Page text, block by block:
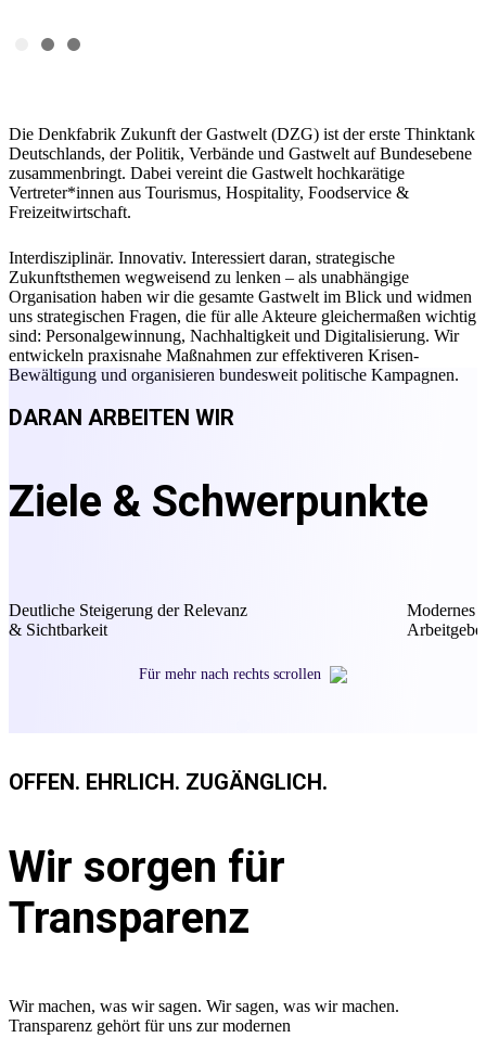
Die Denkfabrik Zukunft der Gastwelt (DZG) ist der erste Thinktank
Deutschlands, der Politik, Verbände und Gastwelt auf Bundesebene
zusammenbringt. Dabei vereint die Gastwelt hochkarätige
Vertreter*innen aus Tourismus, Hospitality, Foodservice &
Freizeitwirtschaft.
Interdisziplinär. Innovativ. Interessiert daran, strategische
Zukunftsthemen wegweisend zu lenken – als unabhängige
Organisation haben wir die gesamte Gastwelt im Blick und widmen
uns strategischen Fragen, die für alle Akteure gleichermaßen wichtig
sind: Personalgewinnung, Nachhaltigkeit und Digitalisierung. Wir
entwickeln praxisnahe Maßnahmen zur effektiveren Krisen-
Bewältigung und organisieren bundesweit politische Kampagnen.
DARAN ARBEITEN WIR
Ziele & Schwerpunkte
Deutliche Steigerung der Relevanz
& Sichtbarkeit
Modernes
Für mehr nach rechts scrollen
OFFEN. EHRLICH. ZUGÄNGLICH.
Wir sorgen für
Transparenz
Wir machen, was wir sagen. Wir sagen, was wir machen.
Transparenz gehört für uns zur modernen